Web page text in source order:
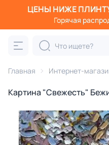
ЦЕНЫ НИЖЕ
Горячая
Главная Интернет-
Картина "Свежесть"